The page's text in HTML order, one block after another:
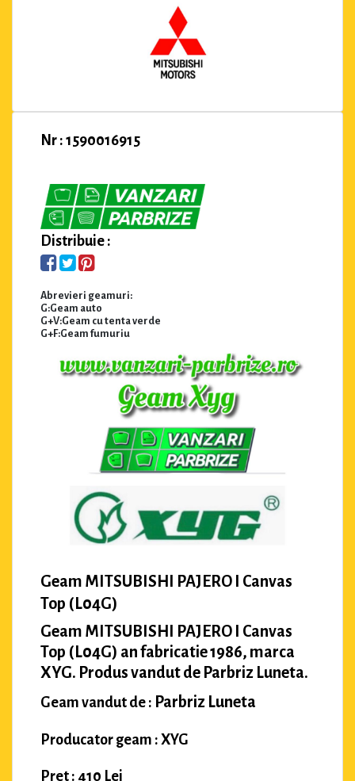
Nr : 1590016915
Distribuie :
Abrevieri geamuri:
G:Geam auto
G+V:Geam cu tenta verde
G+F:Geam fumuriu
Geam MITSUBISHI PAJERO I Canvas
Top (L04G)
Geam MITSUBISHI PAJERO I Canvas
Top (L04G) an fabricatie 1986, marca
XYG. Produs vandut de Parbriz Luneta.
Geam vandut de : Parbriz Luneta
Producator geam : XYG
Pret : 410 Lei